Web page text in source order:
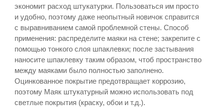
экономит расход штукатурки. Пользоваться им просто
и удобно, поэтому даже неопытный новичок справится
с выравниванием самой проблемной стены. Способ
применения: распределите маяки на стене; закрепите с
помощью тонкого слоя шпаклевки; после застывания
наносите шпаклевку таким образом, чтоб пространство
между маяками было полностью заполнено.
Оцинкованное покрытие предотвращает коррозию,
поэтому Маяк штукатурный можно использовать под
светлые покрытия (краску, обои и т.д.).​